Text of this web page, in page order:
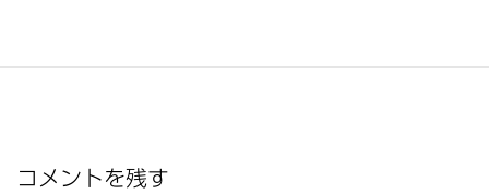
コメントを残す